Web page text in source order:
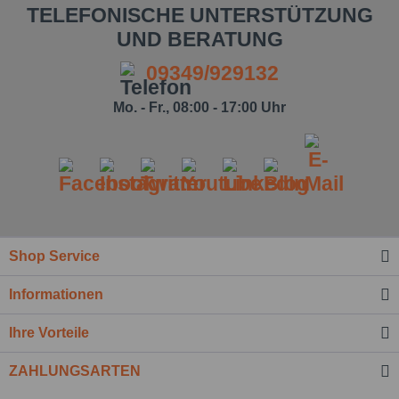
Kenntnis genommen.*
TELEFONISCHE UNTERSTÜTZUNG
UND BERATUNG
09349/929132
Mo. - Fr., 08:00 - 17:00 Uhr
Shop Service
Informationen
Ihre Vorteile
ZAHLUNGSARTEN